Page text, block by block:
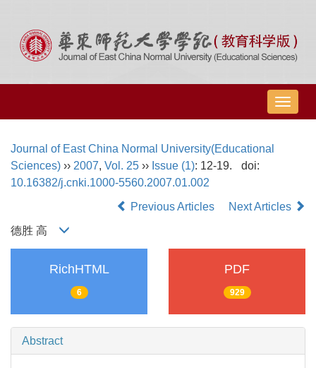
导
航
Journal of East China Normal University(Educational
Sciences) ›› 2007, Vol. 25 ›› Issue (1): 12-19.
doi:
10.16382/j.cnki.1000-5560.2007.01.002
Previous Articles
Next Articles
德胜 高
RichHTML
6
PDF
929
Abstract